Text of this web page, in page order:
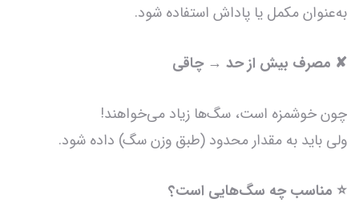
به‌عنوان مکمل یا پاداش استفاده شود.
✘ مصرف بیش از حد → چاقی
چون خوشمزه است، سگ‌ها زیاد می‌خواهند!
ولی باید به مقدار محدود (طبق وزن سگ) داده شود.
⭐ مناسب چه سگ‌هایی است؟